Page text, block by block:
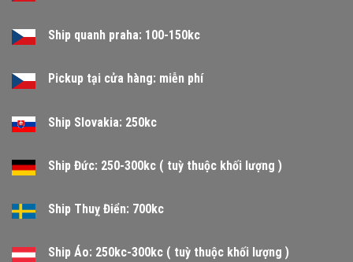
Ship quanh praha: 100-150kc
Pickup tại cửa hàng: miễn phí
Ship Slovakia: 250kc
Ship Đức: 250-300kc ( tuỳ thuộc khối lượng )
Ship Thuỵ Điển: 700kc
Ship Áo: 250kc-300kc ( tuỳ thuộc khối lượng )